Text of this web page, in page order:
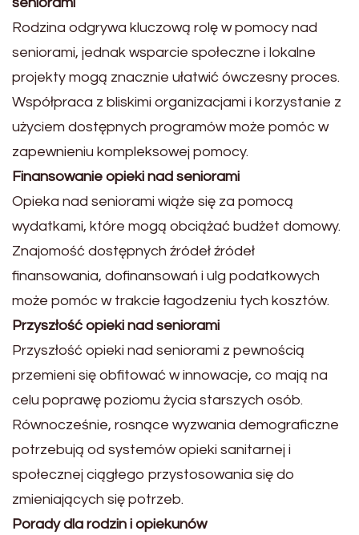
Rodzina odgrywa kluczową rolę w pomocy nad
seniorami, jednak wsparcie społeczne i lokalne
projekty mogą znacznie ułatwić ówczesny proces.
Współpraca z bliskimi organizacjami i korzystanie z
użyciem dostępnych programów może pomóc w
zapewnieniu kompleksowej pomocy.
Finansowanie opieki nad seniorami
Opieka nad seniorami wiąże się za pomocą
wydatkami, które mogą obciążać budżet domowy.
Znajomość dostępnych źródeł źródeł
finansowania, dofinansowań i ulg podatkowych
może pomóc w trakcie łagodzeniu tych kosztów.
Przyszłość opieki nad seniorami
Przyszłość opieki nad seniorami z pewnością
przemieni się obfitować w innowacje, co mają na
celu poprawę poziomu życia starszych osób.
Równocześnie, rosnące wyzwania demograficzne
potrzebują od systemów opieki sanitarnej i
społecznej ciągłego przystosowania się do
zmieniających się potrzeb.
Porady dla rodzin i opiekunów